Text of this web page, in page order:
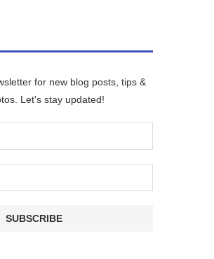
for new blog posts, tips &
Let's stay updated!